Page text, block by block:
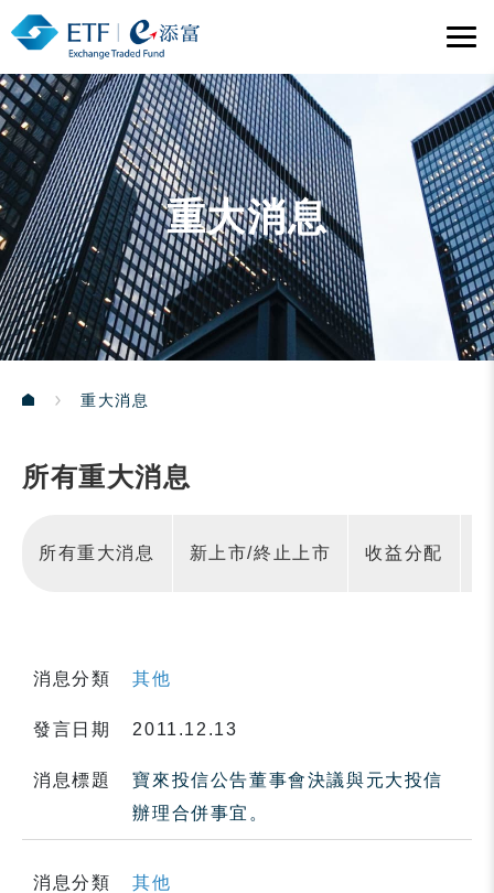
重大消息
重大消息
所有重大消息
所有重大消息 新上市/終止上市 收益分配
消息分類 其他
發言日期 2011.12.13
消息標題
寶來投信公告董事會決議與元大投信
辦理合併事宜。
消息分類 其他